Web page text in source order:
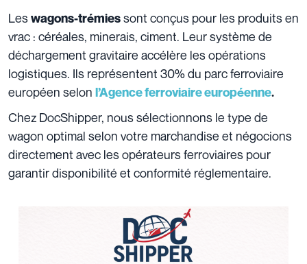
Leswagons-trémiessont conçus pour les produits en
vrac : céréales, minerais, ciment. Leur système de
déchargement gravitaire accélère les opérations
logistiques. Ils représentent 30% du parc ferroviaire
européen selon l’Agence ferroviaire européenne.
Chez DocShipper, nous sélectionnons le type de
wagon optimal selon votre marchandise et négocions
directement avec les opérateurs ferroviaires pour
garantir disponibilité et conformité réglementaire.